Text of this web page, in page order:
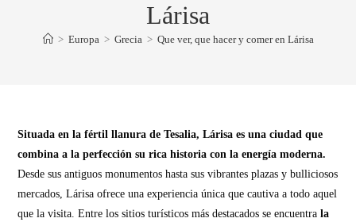
Lárisa
> Europa > Grecia > Que ver, que hacer y comer en Lárisa
Situada en la fértil llanura de Tesalia, Lárisa es una ciudad que
combina a la perfección su rica historia con la energía moderna.
Desde sus antiguos monumentos hasta sus vibrantes plazas y bulliciosos
mercados, Lárisa ofrece una experiencia única que cautiva a todo aquel
que la visita. Entre los sitios turísticos más destacados se encuentrala